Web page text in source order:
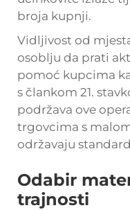
broja kupnji.
Vidljivost od
osoblju da prati
pomoć kupcima
s člankom 21.
podržava ove
trgovcima s
održavaju
Odabir
trajnosti